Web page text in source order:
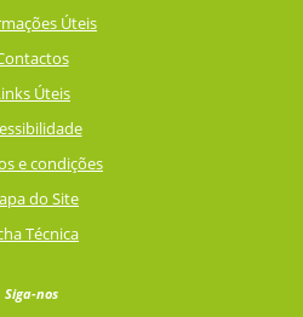
Úteis
Úteis
e condições
do Site
Técnica
Siga-nos